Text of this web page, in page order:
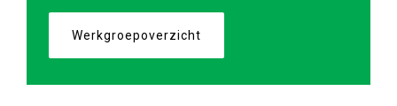
Werkgroepoverzicht